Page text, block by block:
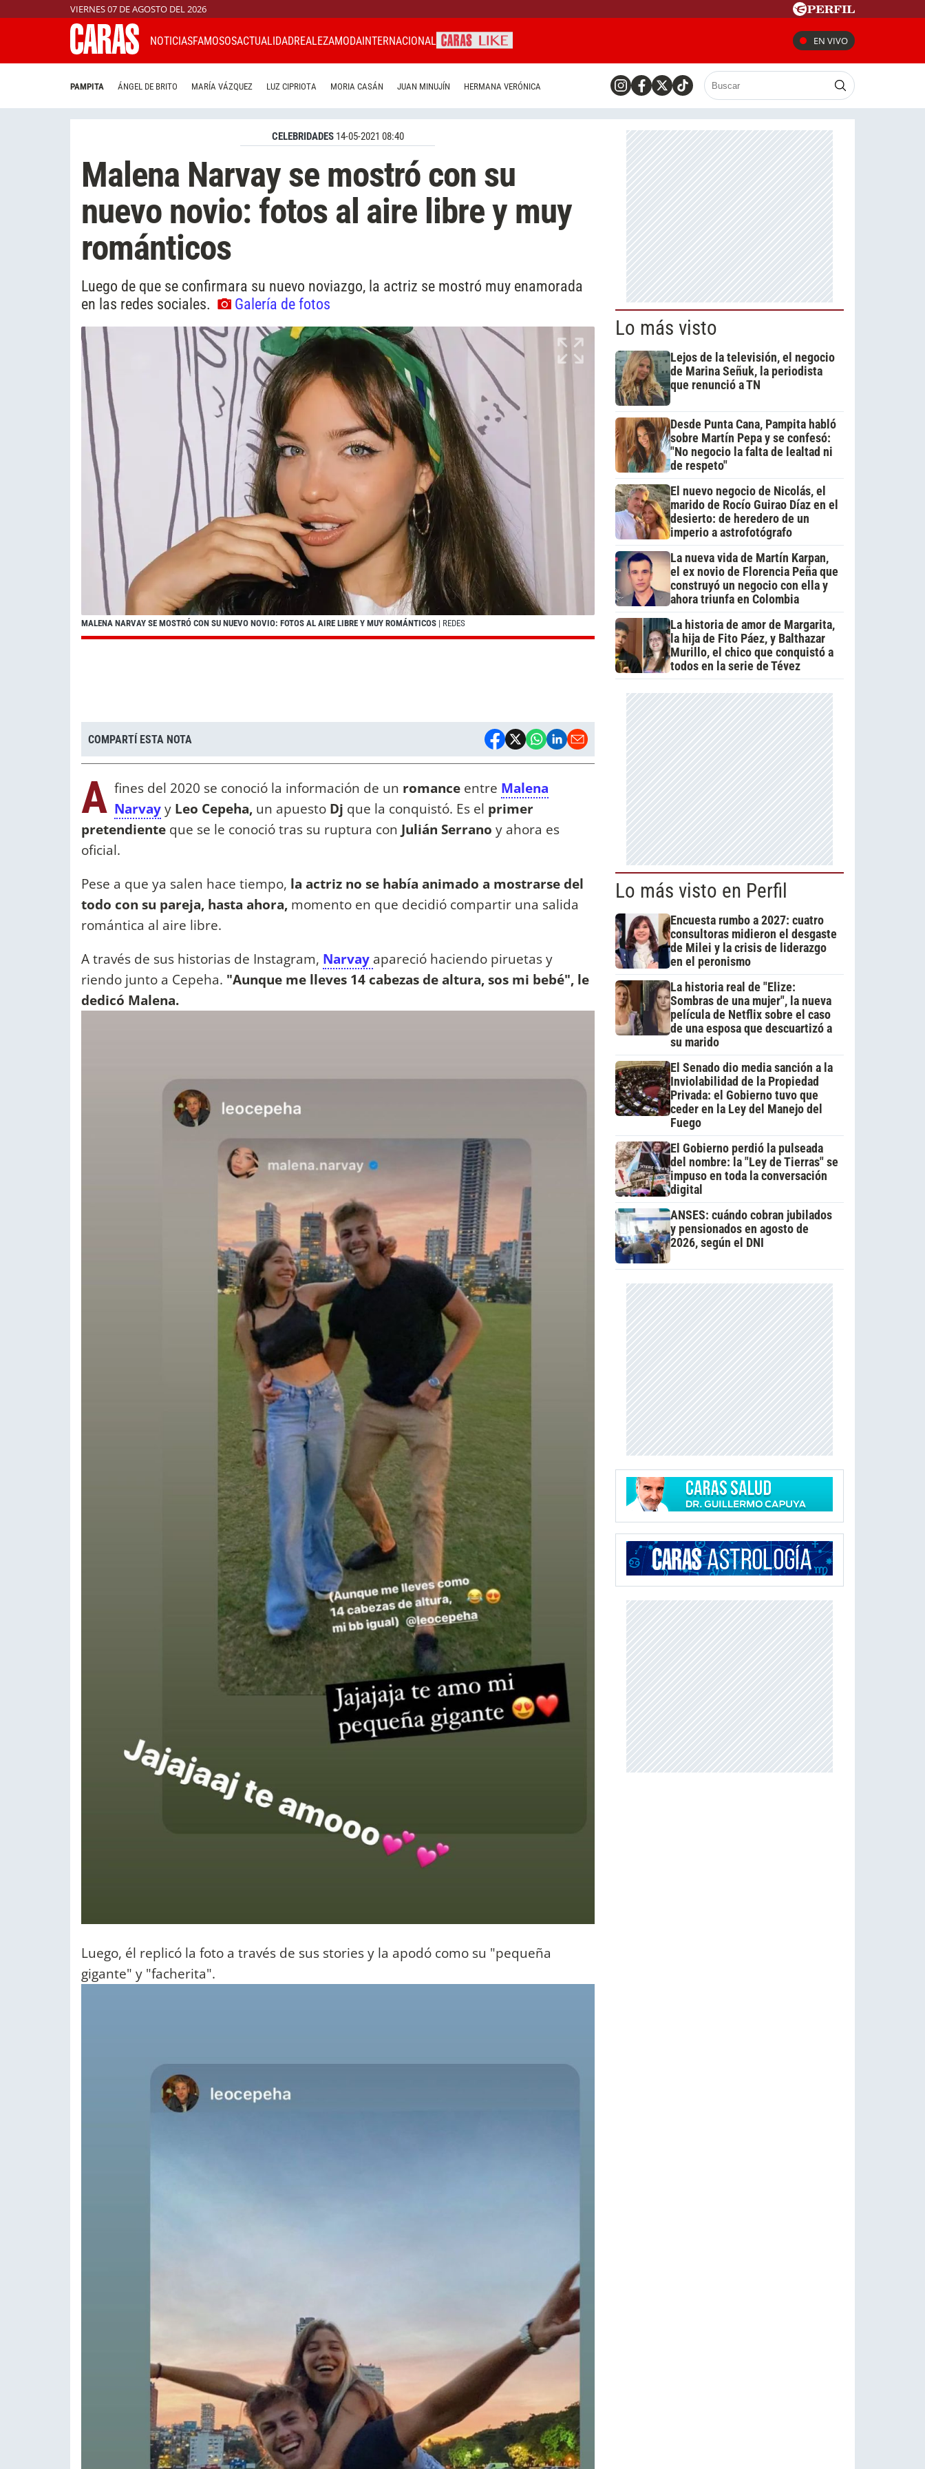
VIERNES 07 DE AGOSTO DEL 2026
NOTICIASFAMOSOSACTUALIDADREALEZAMODAINTERNACIONAL EN VIVO
PAMPITA ÁNGEL DE BRITO MARÍA VÁZQUEZ LUZ CIPRIOTA MORIA CASÁN JUAN MINUJÍN HERMANA VERÓNICA
CELEBRIDADES 14-05-2021 08:40
Malena Narvay se mostró con su
nuevo novio: fotos al aire libre y muy
románticos
Luego de que se confirmara su nuevo noviazgo, la actriz se mostró muy enamorada
en las redes sociales.
Galería de fotos
MALENA NARVAY SE MOSTRÓ CON SU NUEVO NOVIO: FOTOS AL AIRE LIBRE Y MUY ROMÁNTICOS | REDES
COMPARTÍ ESTA NOTA
A fines del 2020 se conoció la información de un romance entre Malena
Narvayy Leo Cepeha, un apuesto Dj que la conquistó. Es el primer
pretendiente que se le conoció tras su ruptura con Julián Serrano y ahora es
oficial.
Pese a que ya salen hace tiempo, la actriz no se había animado a mostrarse del
todo con su pareja, hasta ahora, momento en que decidió compartir una salida
romántica al aire libre.
A través de sus historias de Instagram, Narvay apareció haciendo piruetas y
riendo junto a Cepeha. "Aunque me lleves 14 cabezas de altura, sos mi bebé", le
dedicó Malena.
Luego, él replicó la foto a través de sus stories y la apodó como su "pequeña
gigante" y "facherita".
Lo más visto
Lejos de la televisión, el negocio
de Marina Señuk, la periodista
que renunció a TN
Desde Punta Cana, Pampita habló
sobre Martín Pepa y se confesó:
"No negocio la falta de lealtad ni
de respeto"
El nuevo negocio de Nicolás, el
marido de Rocío Guirao Díaz en el
desierto: de heredero de un
imperio a astrofotógrafo
La nueva vida de Martín Karpan,
el ex novio de Florencia Peña que
construyó un negocio con ella y
ahora triunfa en Colombia
La historia de amor de Margarita,
la hija de Fito Páez, y Balthazar
Murillo, el chico que conquistó a
todos en la serie de Tévez
Lo más visto en Perfil
Encuesta rumbo a 2027: cuatro
consultoras midieron el desgaste
de Milei y la crisis de liderazgo
en el peronismo
La historia real de "Elize:
Sombras de una mujer", la nueva
película de Netflix sobre el caso
de una esposa que descuartizó a
su marido
El Senado dio media sanción a la
Inviolabilidad de la Propiedad
Privada: el Gobierno tuvo que
ceder en la Ley del Manejo del
Fuego
El Gobierno perdió la pulseada
del nombre: la "Ley de Tierras" se
impuso en toda la conversación
digital
ANSES: cuándo cobran jubilados
y pensionados en agosto de
2026, según el DNI